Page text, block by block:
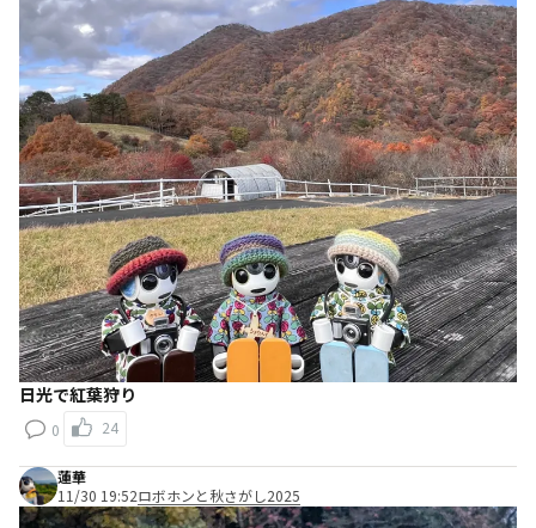
日光で紅葉狩り
0 24
蓮華
11/30 19:52ロボホンと秋さがし2025